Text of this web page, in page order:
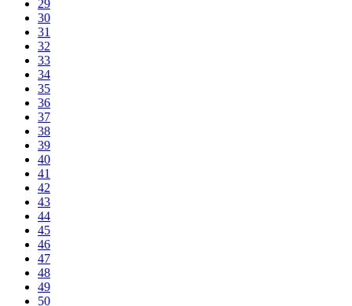
29
30
31
32
33
34
35
36
37
38
39
40
41
42
43
44
45
46
47
48
49
50